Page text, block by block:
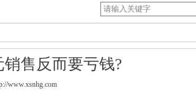
售反而要亏钱?
www.xsnhg.com